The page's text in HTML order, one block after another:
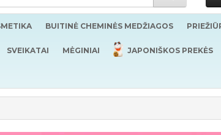
BUITINĖ CHEMINĖS MEDŽIAGOS
SVEIKATAI MĖGINIAI JAPONIŠKOS PREKĖS